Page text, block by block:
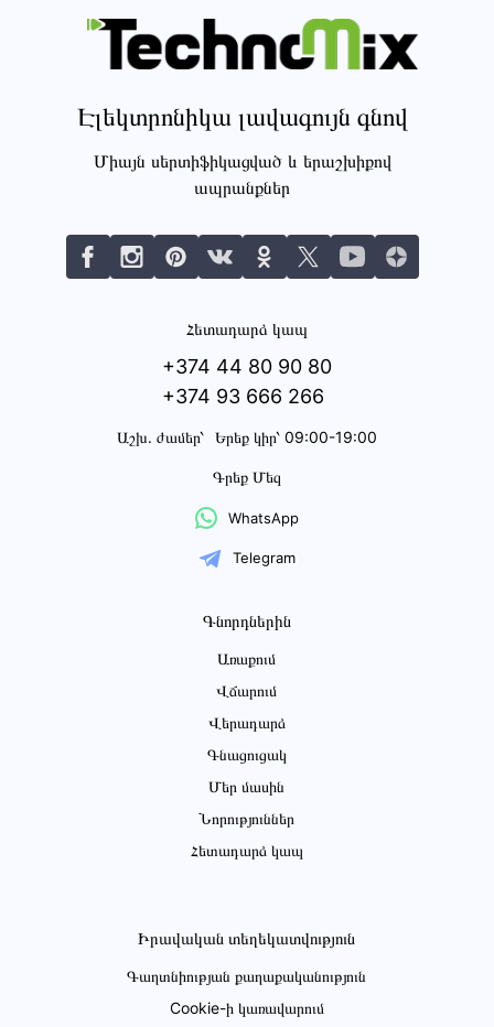
Էլեկտրոնիկա լավագույն գնով
Միայն սերտիֆիկացված և երաշխիքով
ապրանքներ
Հետադարձ կապ
+374 44 80 90 80
+374 93 666 266
Աշխ․ ժամեր՝ Երեք կիր՝ 09:00-19:00
Գրեք Մեզ
WhatsApp
Telegram
Գնորդներին
Առաքում
Վճարում
Վերադարձ
Գնացուցակ
Մեր մասին
Նորություններ
Հետադարձ կապ
Իրավական տեղեկատվություն
Գաղտնիության քաղաքականություն
Cookie-ի կառավարում